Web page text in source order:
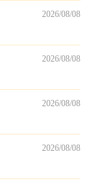
2026/08/08
2026/08/08
2026/08/08
2026/08/08